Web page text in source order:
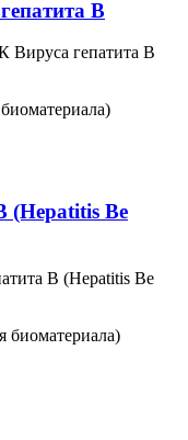
В
Вируса гепатита В
(Hepatitis Be
В (Hepatitis Be
биоматериала)